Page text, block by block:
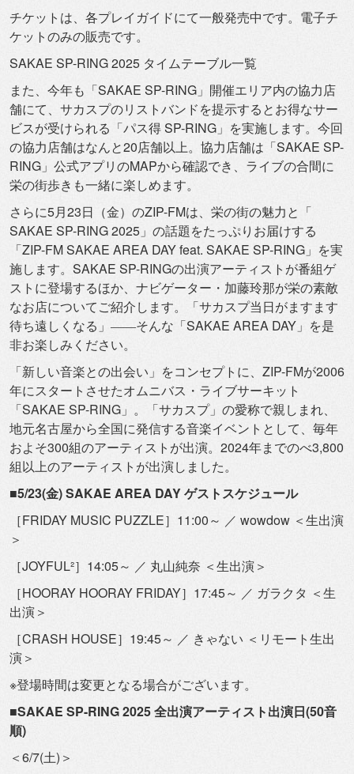
チケットは、各プレイガイドにて一般発売中です。 電子チ
ケットのみの販売です。
SAKAE SP-RING 2025 タイムテーブル一覧
また、今年も「SAKAE SP-RING」開催エリア内の協力店
舗にて、 サカスプのリストバンドを提示するとお得なサー
ビスが受けられる 「パス得 SP-RING」を実施します。 今回
の協力店舗はなんと20店舗以上。協力店舗は「SAKAE SP-
RING」公式アプリのMAPから確認でき、 ライブの合間に
栄の街歩きも一緒に楽しめます。
さらに5月23日（金）のZIP-FMは、栄の街の魅力と「
SAKAE SP-RING 2025」の話題をたっぷりお届けする
「ZIP-FM SAKAE AREA DAY feat. SAKAE SP-RING」を実
施します。SAKAE SP-RINGの出演アーティストが番組ゲ
ストに登場するほか、 ナビゲーター・加藤玲那が栄の素敵
なお店についてご紹介します。
「サカスプ当日がますます
待ち遠しくなる」――そんな「SAKAE AREA DAY」を是
非お楽しみください。
「新しい音楽との出会い」をコンセプトに、ZIP-FMが2006
年にスタートさせたオムニバス・ ライブサーキット
「SAKAE SP-RING」。「サカスプ」の愛称で親しまれ、
地元名古屋から全国に発信する音楽イベントとして、 毎年
およそ300組のアーティストが出演。 2024年までのべ3,800
組以上のアーティストが出演しました。
■5/23(金) SAKAE AREA DAY ゲストスケジュール
［FRIDAY MUSIC PUZZLE］11:00～ ／ wowdow ＜生出演
＞
［JOYFUL²］14:05～ ／ 丸山純奈 ＜生出演＞
［HOORAY HOORAY FRIDAY］17:45～ ／ ガラクタ ＜生
出演＞
［CRASH HOUSE］19:45～ ／ きゃない ＜リモート生出
演＞
※登場時間は変更となる場合がございます。
■SAKAE SP-RING 2025 全出演アーティスト出演日(50音
順)
＜6/7(土)＞